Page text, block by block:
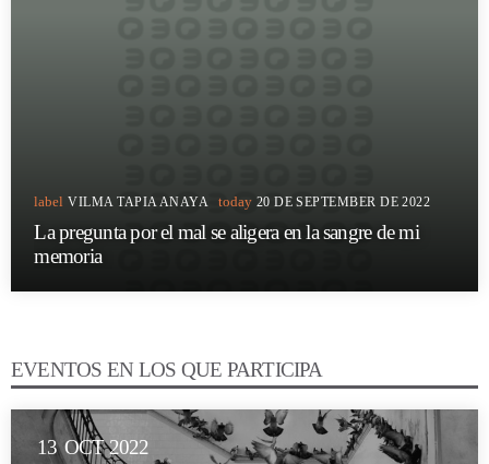
label VILMA TAPIA ANAYA today 20 DE SEPTEMBER DE 2022
La pregunta por el mal se aligera en la sangre de mi
memoria
EVENTOS EN LOS QUE PARTICIPA
13 OCT 2022